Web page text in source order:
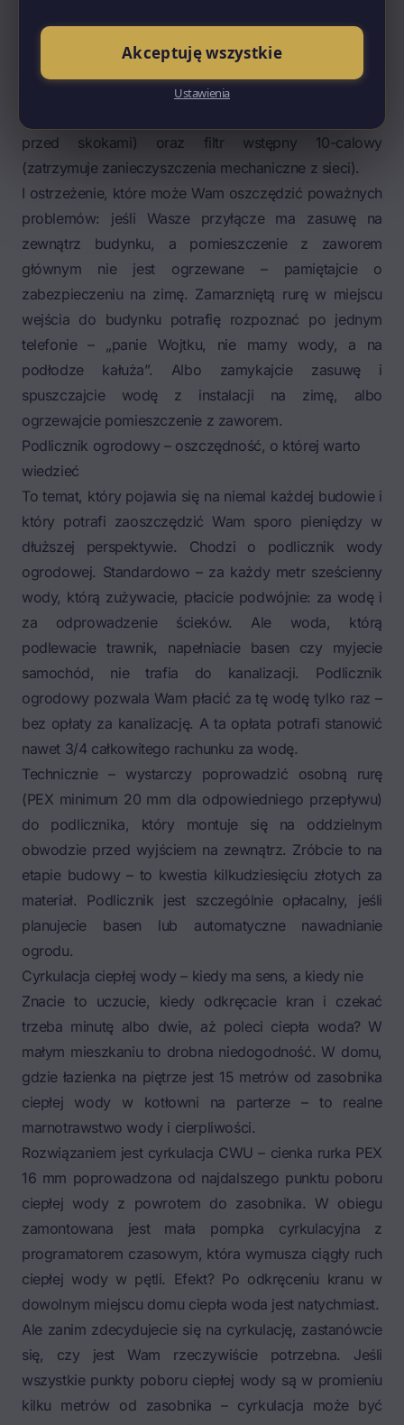
zawór zwrotny antyskazeniowy. Do tego polecam
jeszcze dwie rzeczy, których warunki techniczne nie
wymagają, ale które są po prostu rozsądne: reduktor
przed skokami) oraz filtr wstępny 10-calowy
(zatrzymuje zanieczyszczenia mechaniczne z sieci).
I ostrzeżenie, które może Wam oszczędzić poważnych
problemów: jeśli Wasze przyłącze ma zasuwę na
zewnątrz budynku, a pomieszczenie z zaworem
głównym nie jest ogrzewane – pamiętajcie o
zabezpieczeniu na zimę. Zamarzniętą rurę w miejscu
wejścia do budynku potrafię rozpoznać po jednym
telefonie – „panie Wojtku, nie mamy wody, a na
podłodze kałuża”. Albo zamykajcie zasuwę i
spuszczajcie wodę z instalacji na zimę, albo
ogrzewajcie pomieszczenie z zaworem.
Podlicznik ogrodowy – oszczędność, o której warto
wiedzieć
To temat, który pojawia się na niemal każdej budowie i
który potrafi zaoszczędzić Wam sporo pieniędzy w
dłuższej perspektywie. Chodzi o podlicznik wody
ogrodowej. Standardowo – za każdy metr sześcienny
wody, którą zużywacie, płacicie podwójnie: za wodę i
za odprowadzenie ścieków. Ale woda, którą
podlewacie trawnik, napełniacie basen czy myjecie
samochód, nie trafia do kanalizacji. Podlicznik
ogrodowy pozwala Wam płacić za tę wodę tylko raz –
bez opłaty za kanalizację. A ta opłata potrafi stanowić
nawet 3/4 całkowitego rachunku za wodę.
Technicznie – wystarczy poprowadzić osobną rurę
(PEX minimum 20 mm dla odpowiedniego przepływu)
do podlicznika, który montuje się na oddzielnym
obwodzie przed wyjściem na zewnątrz. Zróbcie to na
etapie budowy – to kwestia kilkudziesięciu złotych za
materiał. Podlicznik jest szczególnie opłacalny, jeśli
planujecie basen lub automatyczne nawadnianie
ogrodu.
Cyrkulacja ciepłej wody – kiedy ma sens, a kiedy nie
Znacie to uczucie, kiedy odkręcacie kran i czekać
trzeba minutę albo dwie, aż poleci ciepła woda? W
małym mieszkaniu to drobna niedogodność. W domu,
gdzie łazienka na piętrze jest 15 metrów od zasobnika
ciepłej wody w kotłowni na parterze – to realne
marnotrawstwo wody i cierpliwości.
Rozwiązaniem jest cyrkulacja CWU – cienka rurka PEX
16 mm poprowadzona od najdalszego punktu poboru
ciepłej wody z powrotem do zasobnika. W obiegu
zamontowana jest mała pompka cyrkulacyjna z
programatorem czasowym, która wymusza ciągły ruch
ciepłej wody w pętli. Efekt? Po odkręceniu kranu w
dowolnym miejscu domu ciepła woda jest natychmiast.
Ale zanim zdecydujecie się na cyrkulację, zastanówcie
się, czy jest Wam rzeczywiście potrzebna. Jeśli
wszystkie punkty poboru ciepłej wody są w promieniu
kilku metrów od zasobnika – cyrkulacja może być
Akceptuję wszystkie
Ustawienia